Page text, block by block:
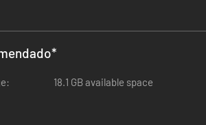
ainda mais desafiadora. Como
cidade. No Conselho Municipal, você
*
18.1 GB available space